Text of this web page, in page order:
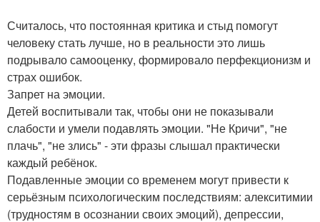
Считалось, что постоянная критика и стыд помогут
человеку стать лучше, но в реальности это лишь
подрывало самооценку, формировало перфекционизм и
страх ошибок.
Запрет на эмоции.
Детей воспитывали так, чтобы они не показывали
слабости и умели подавлять эмоции. "Не Кричи", "не
плачь", "не злись" - эти фразы слышал практически
каждый ребёнок.
Подавленные эмоции со временем могут привести к
серьёзным психологическим последствиям: алекситимии
(трудностям в осознании своих эмоций), депрессии,